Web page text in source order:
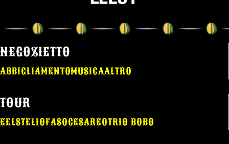
NEGOZIETTO
ABBIGLIAMENTOMUSICAALTRO
TOUR
EELSTELIOFASOCESAREOTRIO BOBO